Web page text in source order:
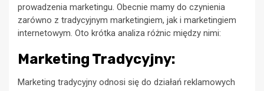
prowadzenia marketingu. Obecnie mamy do czynienia
zarówno z tradycyjnym marketingiem, jak i marketingiem
internetowym. Oto krótka analiza różnic między nimi:
Marketing Tradycyjny:
Marketing tradycyjny odnosi się do działań reklamowych